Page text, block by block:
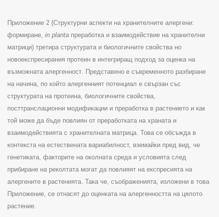
Приложение 2 (Структурни аспекти на хранителните алергени:
формиране in planta преработка и взаимодействие на хранителни
матрици) третира структурата и биологичните свойства но
новоекспресирания протеин в интегриращ подход за оценка на
възможната алергенност
Представено е съвременното разбиране
на начина, по който алергенният потенциал е свързан със
структурата на протеина, биологичните свойства,
посттранслационни модификации и преработка в растението и как
той може да бъде повлиян от преработката на храната и
взаимодействията с хранителната матрица. Това се обсъжда в
контекста на естествената вариабилност, вземайки пред вид, че
генетиката, факторите на околната среда и условията след
прибиране на реколтата могат да повлияят на експресията на
алергените в растенията Така че, съображенията, изложени в това
Приложение, се отнасят до оценката на алергенността на цялото
растение